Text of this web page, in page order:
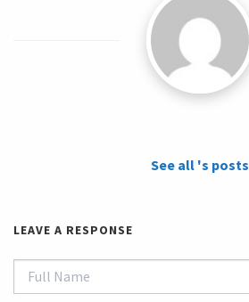
See all 's posts
LEAVE A RESPONSE